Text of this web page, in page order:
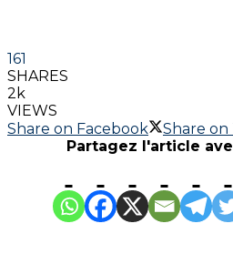
161
SHARES
2k
VIEWS
Share on Facebook
Share
Partagez l'article